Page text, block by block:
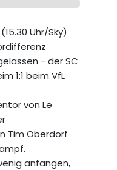
Uhr/Sky)
- der SC
1:1 beim VfL
von Le
Tim Oberdorf
anfangen,